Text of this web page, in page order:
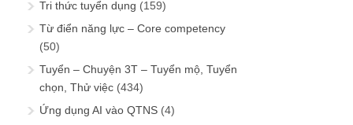
Tri thức tuyển dụng (159)
Từ điển năng lực – Core competency
(50)
Tuyển – Chuyện 3T – Tuyển mộ, Tuyển
chọn, Thử việc (434)
Ứng dụng AI vào QTNS (4)